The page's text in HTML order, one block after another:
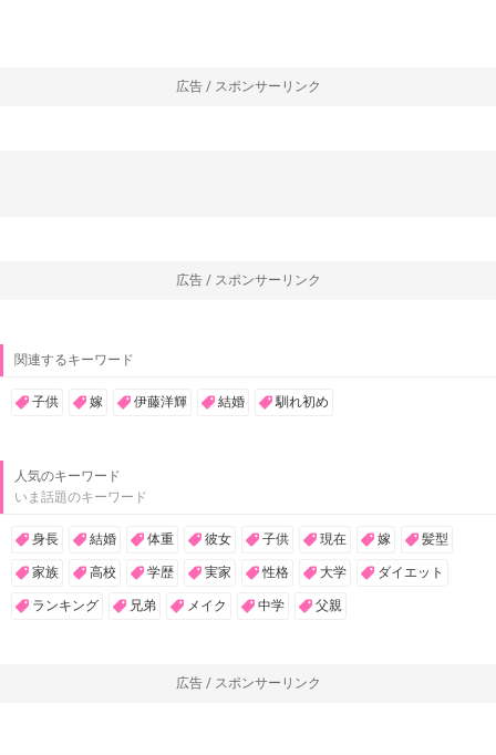
広告 / スポンサーリンク
広告 / スポンサーリンク
関連するキーワード
子供 嫁 伊藤洋輝 結婚 馴れ初め
人気のキーワード
いま話題のキーワード
身長 結婚 体重 彼女 子供 現在 嫁 髪型
家族 高校 学歴 実家 性格 大学 ダイエット
ランキング 兄弟 メイク 中学 父親
広告 / スポンサーリンク